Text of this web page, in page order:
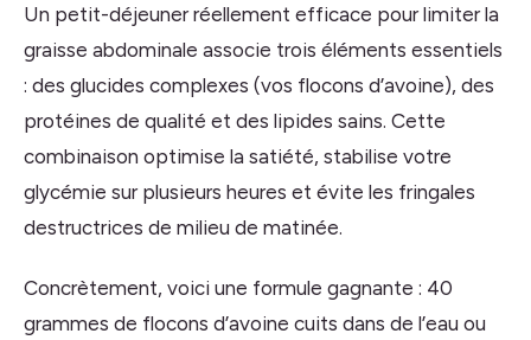
Un petit-déjeuner réellement efficace pour limiter la
graisse abdominale associe trois éléments essentiels
: des glucides complexes (vos flocons d’avoine), des
protéines de qualité et des lipides sains. Cette
combinaison optimise la satiété, stabilise votre
glycémie sur plusieurs heures et évite les fringales
destructrices de milieu de matinée.
Concrètement, voici une formule gagnante : 40
grammes de flocons d’avoine cuits dans de l’eau ou